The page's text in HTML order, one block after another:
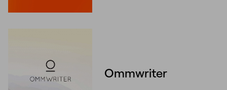
Ommwriter